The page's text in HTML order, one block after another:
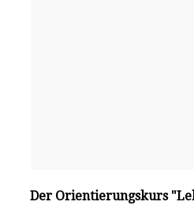
Der Orientierungskurs